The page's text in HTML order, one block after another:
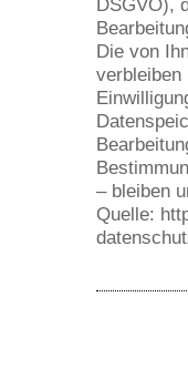
DSGVO),
Die von
verbleiben
– bleiben
Quelle: